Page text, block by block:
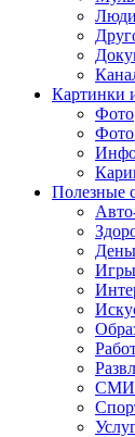
Картинки
Фото
Фото
Полезные
Игры
СМИ